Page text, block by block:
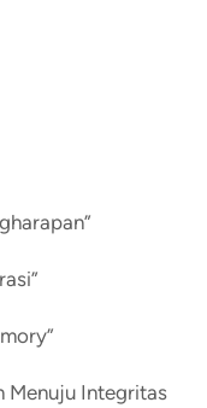
Menuju Integritas